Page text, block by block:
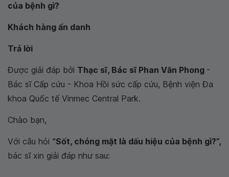
của bệnh gì?
Khách hàng ẩn danh
Trả lời
Được giải đáp bởi Thạc sĩ, Bác sĩ Phan Văn Phong -
Bác sĩ Cấp cứu - Khoa Hồi sức cấp cứu, Bệnh viện Đa
khoa Quốc tế Vinmec Central Park.
Chào bạn,
Với câu hỏi “Sốt, chóng mặt là dấu hiệu của bệnh gì?”,
bác sĩ xin giải đáp như sau: